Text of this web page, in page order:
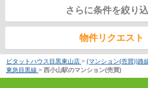
さらに条件を絞り
物件リクエスト
ピタットハウス目黒東山店 > (マンション(売買))路
東急目黒線 > 西小山駅のマンション(売買)